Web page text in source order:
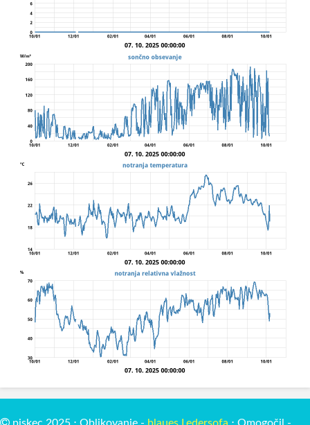
piskec 2025 ⋅ Oblikovanje - blaues Ledersofa ⋅ Omogočil -